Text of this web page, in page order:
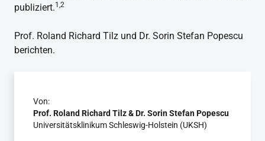
publiziert.1,2
Prof. Roland Richard Tilz und Dr. Sorin Stefan Popescu
berichten.
Von:
Prof. Roland Richard Tilz & Dr. Sorin Stefan Popescu
Universitätsklinikum Schleswig-Holstein (UKSH)